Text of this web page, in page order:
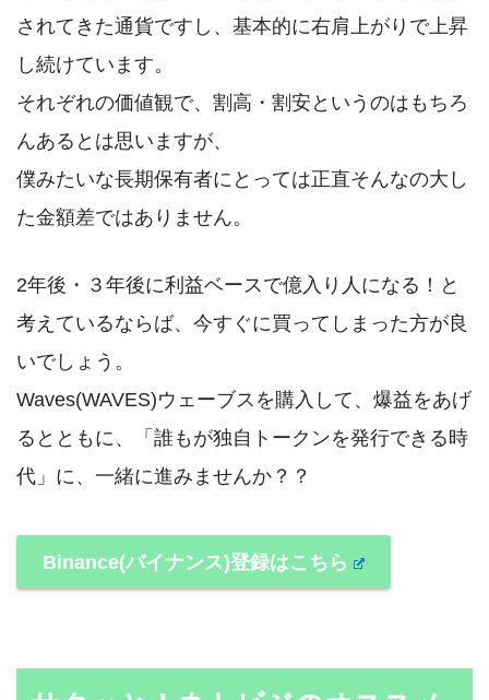
されてきた通貨ですし、基本的に右肩上がりで上昇
し続けています。
それぞれの価値観で、割高・割安というのはもちろ
んあるとは思いますが、
僕みたいな長期保有者にとっては正直そんなの大し
た金額差ではありません。
2年後・３年後に利益ベースで億入り人になる！と
考えているならば、今すぐに買ってしまった方が良
いでしょう。
Waves(WAVES)ウェーブスを購入して、爆益をあげ
るとともに、「誰もが独自トークンを発行できる時
代」に、一緒に進みませんか？？
Binance(バイナンス)登録はこちら